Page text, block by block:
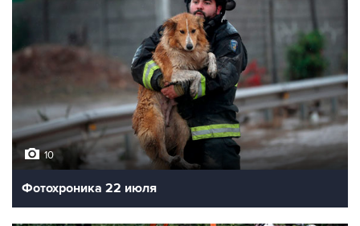
10
Фотохроника 22 июля